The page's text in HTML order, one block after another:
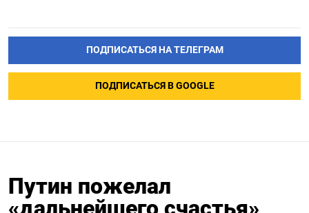
ПОДПИСАТЬСЯ НА ТЕЛЕГРАМ
ПОДПИСАТЬСЯ В GOOGLE
Путин пожелал